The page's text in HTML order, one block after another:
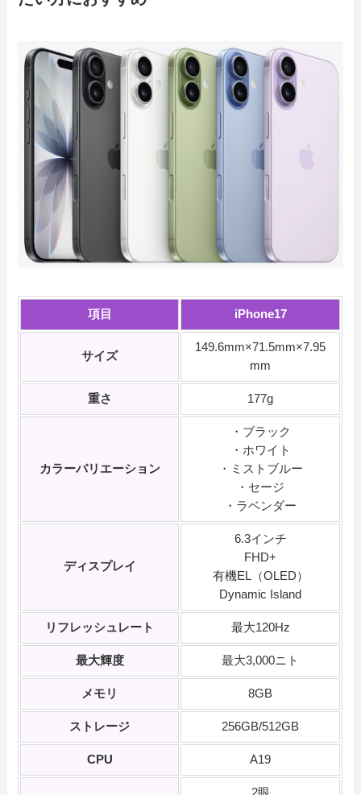
項目 iPhone17
サイズ
149.6mm×71.5mm×7.95
mm
重さ 177g
カラーバリエーション
・ブラック
・ホワイト
・ミストブルー
・セージ
・ラベンダー
ディスプレイ
6.3インチ
FHD+
有機EL（OLED）
Dynamic Island
リフレッシュレート 最大120Hz
最大輝度 最大3,000ニト
メモリ 8GB
ストレージ 256GB/512GB
CPU A19